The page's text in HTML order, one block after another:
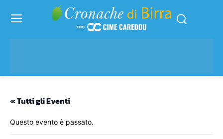
« Tutti gli Eventi
Questo evento è passato.